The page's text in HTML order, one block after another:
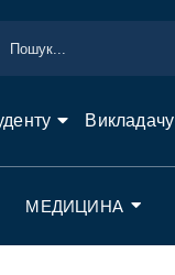
Викладачу
МЕДИЦИНА